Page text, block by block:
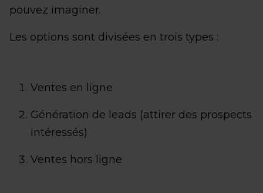
pouvez imaginer.
Les options sont divisées en trois types :
Ventes en ligne
Génération de leads (attirer des prospects
intéressés)
Ventes hors ligne